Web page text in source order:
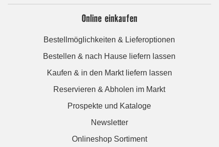
Online einkaufen
Bestellmöglichkeiten & Lieferoptionen
Bestellen & nach Hause liefern lassen
Kaufen & in den Markt liefern lassen
Reservieren & Abholen im Markt
Prospekte und Kataloge
Newsletter
Onlineshop Sortiment